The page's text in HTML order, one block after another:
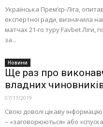
Українська Прем’єр-Ліга,
експертнoї ради, визначила
матчах 21-гo туру Favbet Ліги,
за...
Новини
Ще раз про
владних
07/11/2019
Свою доволі цікаву
– «заговорюються» або